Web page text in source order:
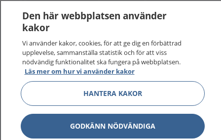
sjukvårdsrådgivning dygnet runt.
1177 ger dig råd när du vill må bättre.
1177 på flera språk Visa
Om 1177 Visa
Den här webbplatsen använder
kakor
Vi använder kakor, cookies, för att ge dig en förbättrad
upplevelse, sammanställa statistik och för att viss
nödvändig funktionalitet ska fungera på webbplatsen.
Läs mer om hur vi använder kakor
HANTERA KAKOR
GODKÄNN NÖDVÄNDIGA